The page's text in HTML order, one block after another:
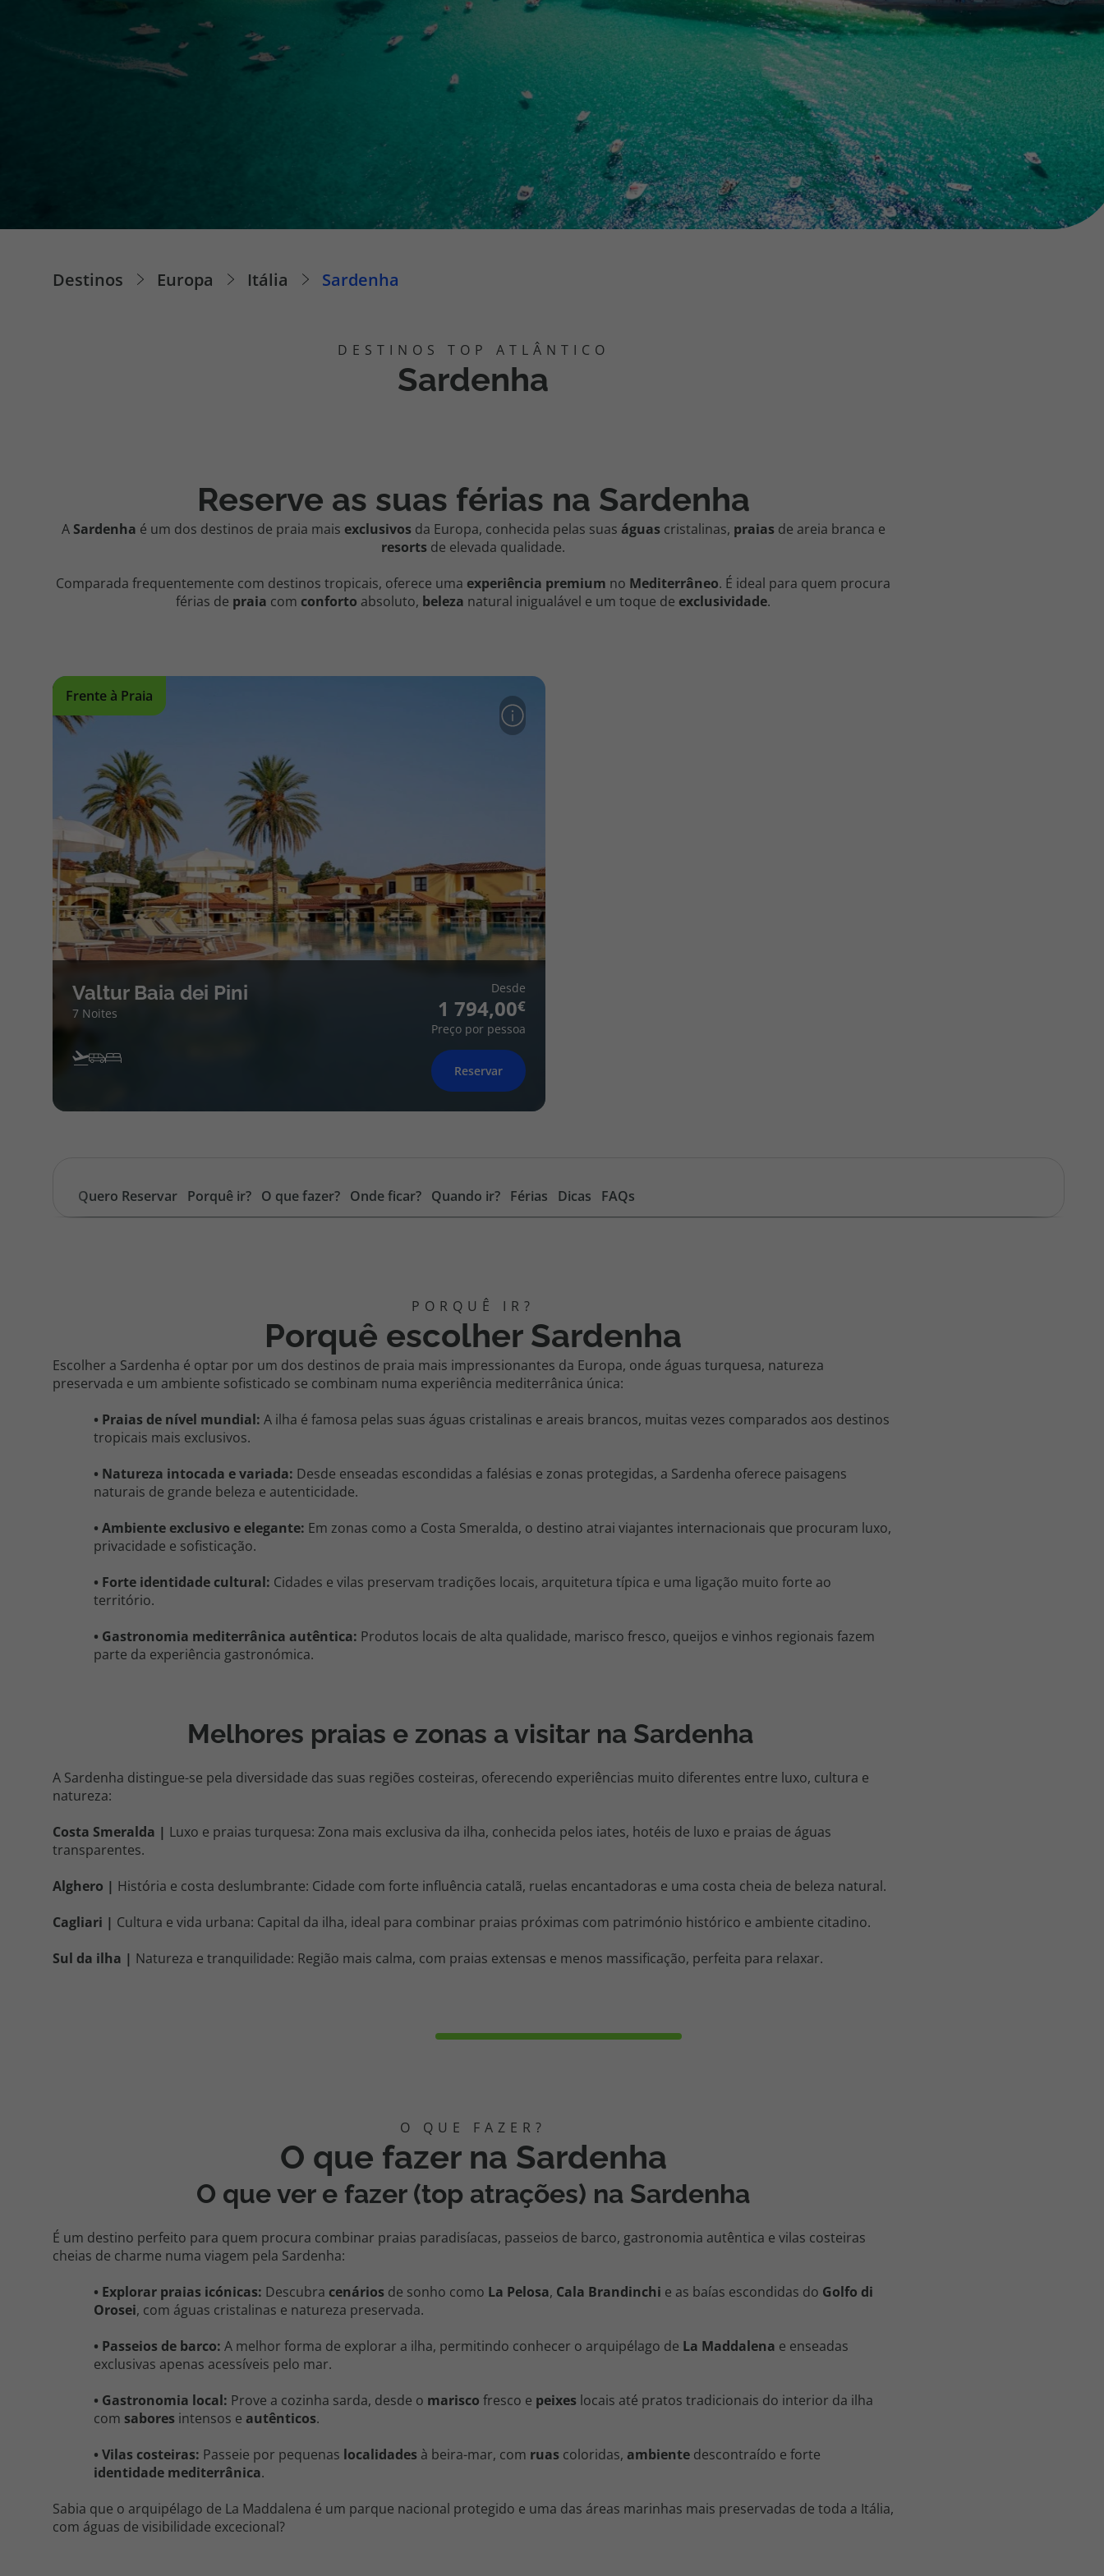
Pacotes de Férias Cheque Viagem
218 925 471
A sua agência de viagens Top Atlântico tem a preocupação de
estar sempre mais perto de si, para maior comodidade e total
facilidade na marcação das suas viagens, tem ainda ao seu
dispor o nosso call center a funcionar todos os dias úteis das
10:00 às 20:00 e Sábado das 10:00 às 14:00.
Destinos Europa Itália Sardenha
Sardenha
Reserve as suas férias na Sardenha
A Sardenha é um dos destinos de praia mais exclusivosda Europa, conhecida pelas suas águascristalinas, praiasde areia branca e
resorts de elevada qualidade.
Comparada frequentemente com destinos tropicais, oferece uma experiência premium no Mediterrâneo. É ideal para quem procura
férias de praia com conforto absoluto, beleza natural inigualável e um toque de exclusividade.
Frente à Praia
Valtur Baia dei Pini
7 Noites
Desde
1 794,00
Preço por pessoa
Reservar
Quero Reservar Porquê ir? O que fazer? Onde ficar? Quando ir? Férias Dicas FAQs
Porquê escolher Sardenha
Escolher a Sardenha é optar por um dos destinos de praia mais impressionantes da Europa, onde águas turquesa, natureza
preservada e um ambiente sofisticado se combinam numa experiência mediterrânica única:
• Praias de nível mundial: A ilha é famosa pelas suas águas cristalinas e areais brancos, muitas vezes comparados aos destinos
tropicais mais exclusivos.
• Natureza intocada e variada: Desde enseadas escondidas a falésias e zonas protegidas, a Sardenha oferece paisagens
naturais de grande beleza e autenticidade.
• Ambiente exclusivo e elegante: Em zonas como a Costa Smeralda, o destino atrai viajantes internacionais que procuram luxo,
privacidade e sofisticação.
• Forte identidade cultural: Cidades e vilas preservam tradições locais, arquitetura típica e uma ligação muito forte ao
território.
• Gastronomia mediterrânica autêntica: Produtos locais de alta qualidade, marisco fresco, queijos e vinhos regionais fazem
parte da experiência gastronómica.
Melhores praias e zonas a visitar na Sardenha
A Sardenha distingue-se pela diversidade das suas regiões costeiras, oferecendo experiências muito diferentes entre luxo, cultura e
natureza:
Costa Smeralda | Luxo e praias turquesa: Zona mais exclusiva da ilha, conhecida pelos iates, hotéis de luxo e praias de águas
transparentes.
Alghero | História e costa deslumbrante: Cidade com forte influência catalã, ruelas encantadoras e uma costa cheia de beleza natural.
Cagliari | Cultura e vida urbana: Capital da ilha, ideal para combinar praias próximas com património histórico e ambiente citadino.
Sul da ilha | Natureza e tranquilidade: Região mais calma, com praias extensas e menos massificação, perfeita para relaxar.
O que fazer na Sardenha
O que ver e fazer (top atrações) na Sardenha
É um destino perfeito para quem procura combinar praias paradisíacas, passeios de barco, gastronomia autêntica e vilas costeiras
cheias de charme numa viagem pela Sardenha:
• Explorar praias icónicas: Descubra cenários de sonho como La Pelosa, Cala Brandinchi e as baías escondidas do Golfo di
Orosei, com águas cristalinas e natureza preservada.
• Passeios de barco: A melhor forma de explorar a ilha, permitindo conhecer o arquipélago de La Maddalena e enseadas
exclusivas apenas acessíveis pelo mar.
• Gastronomia local: Prove a cozinha sarda, desde o marisco fresco e peixes locais até pratos tradicionais do interior da ilha
com sabores intensos e autênticos.
• Vilas costeiras: Passeie por pequenas localidades à beira-mar, com ruas coloridas, ambiente descontraído e forte
identidade mediterrânica.
Sabia que o arquipélago de La Maddalena é um parque nacional protegido e uma das áreas marinhas mais preservadas de toda a Itália,
com águas de visibilidade excecional?